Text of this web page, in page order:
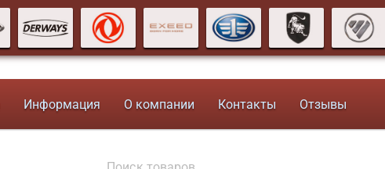
Информация О компании Контакты Отзывы